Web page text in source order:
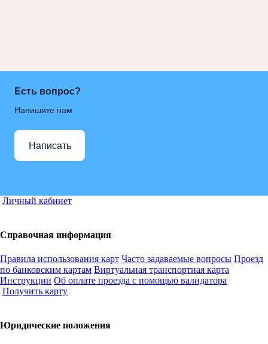
Есть вопрос?
Напишите нам
Написать
Личный кабинет
Справочная информация
Правила использования карт Часто задаваемые вопросы Проезд
по банковским картам Виртуальная транспортная карта
Инструкции Об оплате проезда с помощью валидатора
Получить карту
Юридические положения